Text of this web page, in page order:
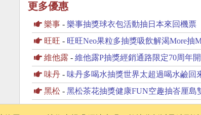
更多優惠
樂事 - 樂事抽獎球衣包活動抽日本來回機票
旺旺 - 旺旺Neo果粒多抽獎吸飲解渴More抽
維他露 - 維他露P抽獎經銷通路限定70周年
味丹 - 味丹多喝水抽獎世界太超過喝水鹼回
黑松 - 黑松茶花抽獎健康FUN空趣抽峇厘島